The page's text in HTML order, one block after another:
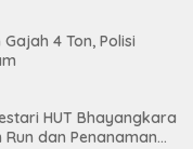
4 Ton, Polisi
HUT Bhayangkara
dan Penanaman